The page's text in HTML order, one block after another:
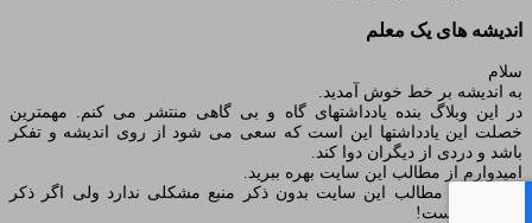
اندیشه های یک معلم
سلام
به اندیشه بر خط خوش آمدید.
در این وبلاگ بنده یادداشتهای گاه و بی گاهی منتشر می کنم. مهمترین
خصلت این یادداشتها این است که سعی می شود از روی اندیشه و تفکر
باشد و دردی از دیگران دوا کند.
امیدوارم از مطالب این سایت بهره ببرید.
استفاده از مطالب این سایت بدون ذکر منبع مشکلی ندارد ولی اگر ذکر
شود بهتر است!